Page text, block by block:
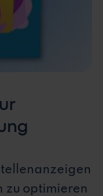
zu optimieren